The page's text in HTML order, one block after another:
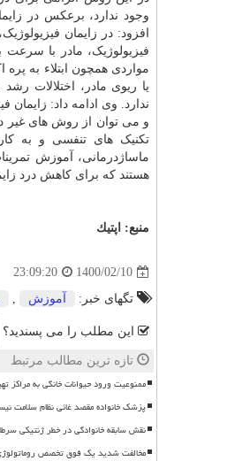
وجود ندارد، برعکس در
افزود: در زایمان
فیزیولوژیک، مادر با
مواردی همچون ابتلاء به پره
یا ریوی مادر، اختلالات
ندارد. وی ادامه داد: زایمان
و می توان از روش های غیر
تکنیک های تنفسی و به
ماساژدرمانی، آموزش
هستند که برای کاهش درد
منبع: اپتیك
1400/02/10
23:09:20
تگهای خبر: آموزش ,
این مطلب را می پسندید؟
تازه ترین مطالب مرتبط
ممنوعیت ورود حیوانات خانگی به مراکز
پزشک خانواده مقصد غائی نظام سلامت
نقش سابقه خانوادگی در خطر ژنتیکی
مخالفت شدید یک فوق تخصص